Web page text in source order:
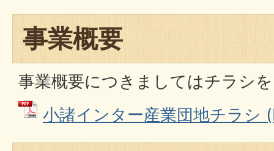
事業概要
事業概要につきましてはチラシ
小諸インター産業団地チラシ